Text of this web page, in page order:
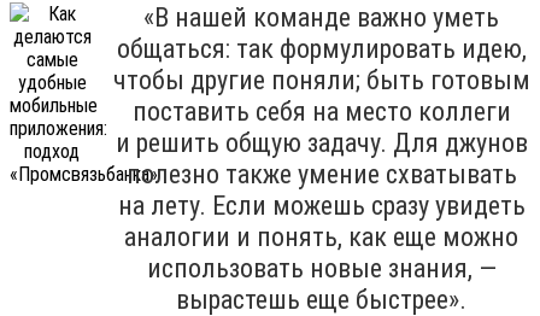
«В нашей команде важно уметь
общаться: так формулировать идею,
чтобы другие поняли; быть готовым
поставить себя на место коллеги
и решить общую задачу. Для джунов
полезно также умение схватывать
на лету. Если можешь сразу увидеть
аналогии и понять, как еще можно
использовать новые знания, —
вырастешь еще быстрее».